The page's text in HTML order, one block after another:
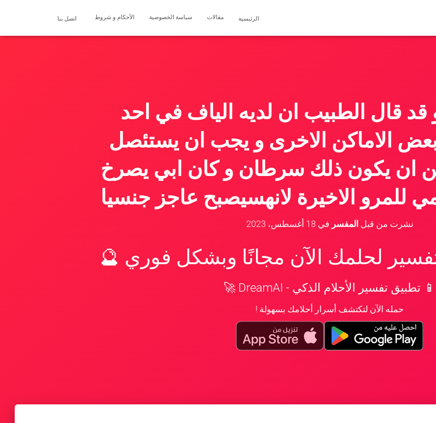
الرئيسية مقالات سياسة الخصوصية الأحكام و شروط اتصل بنا
قال الطبيب ان لديه الياف في احد
الاماكن الاخرى و يجب ان يستئصل
ان يكون ذلك سرطان و كان ابي يصرخ
للمرو الاخيرة لانهسيصبح عاجز جنسيا
نشرت من قبل المفسر في 18 أغسطس، 2023
لحلمك الآن مجانًا وبشكل فوري 🔮
📱 تطبيق تفسير الأحلام الذكي - DreamAI 🚀
حمله الآن لتكتشف أسرار أحلامك بسهولة !